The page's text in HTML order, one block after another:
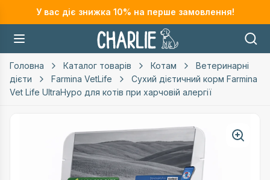
У вас діє знижка 10% на перше замовлення!
Головна Каталог товарів Котам
Ветеринарні
дієти
Farmina VetLife
Сухий дієтичний корм Farmina
Vet Life UltraHypo для котів при харчовій алергії